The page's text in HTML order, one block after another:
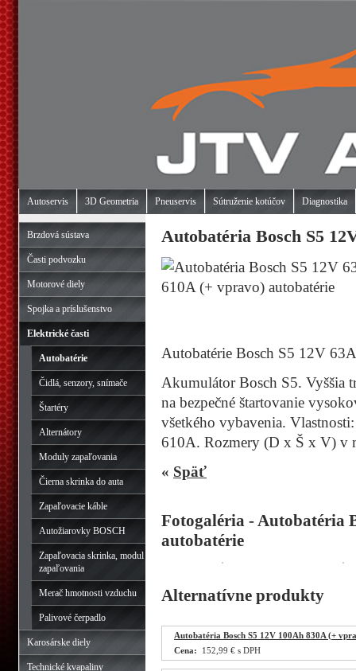
Autoservis 3D Geometria Pneuservis Sútruženie kotúčov Diagnostika
Brzdová sústava
Časti podvozku
Motorové diely
Spojka a príslušenstvo
Elektrické časti
Autobatérie
Čidlá, senzory, snímače
Štartéry
Alternátory
Moduly zapaľovania
Čierna skrinka do auta
Zapaľovacie káble
Autožiarovky BOSCH
Zapaľovacia skrinka, modul
zapaľovania
Merač hmotnosti vzduchu
Palivové čerpadlo
Karosárske diely
Technické kvapaliny
Autobatéria Bosch S5
Autobatérie Bosch S5 12V
Akumulátor Bosch S5. Vyššia
na bezpečné štartovanie
všetkého vybavenia.
610A. Rozmery (D x Š x V) v
« Späť
Fotogaléria - Autobatéria
autobatérie
Alternatívne produkty
Autobatéria Bosch S5 12V 100Ah 830A (+
Cena: 152,99 € s DPH